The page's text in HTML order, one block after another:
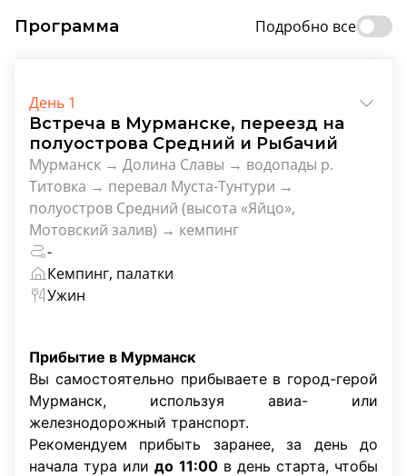
Программа Подробно все
День 1
Встреча в Мурманске, переезд на
полуострова Средний и Рыбачий
Мурманск → Долина Славы → водопады р.
Титовка → перевал Муста-Тунтури →
полуостров Средний (высота «Яйцо»,
Мотовский залив) → кемпинг
-
Кемпинг, палатки
Ужин
Прибытие в Мурманск
Вы самостоятельно прибываете в город-герой
Мурманск, используя авиа- или
железнодорожный транспорт.
Рекомендуем прибыть заранее, за день до
начала тура илидо 11:00в день старта, чтобы